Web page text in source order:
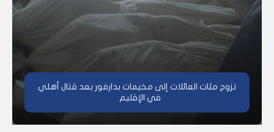
نزوح مئات العائلات إلى مخيمات بدارفور بعد قتال أهلي
في الإقليم